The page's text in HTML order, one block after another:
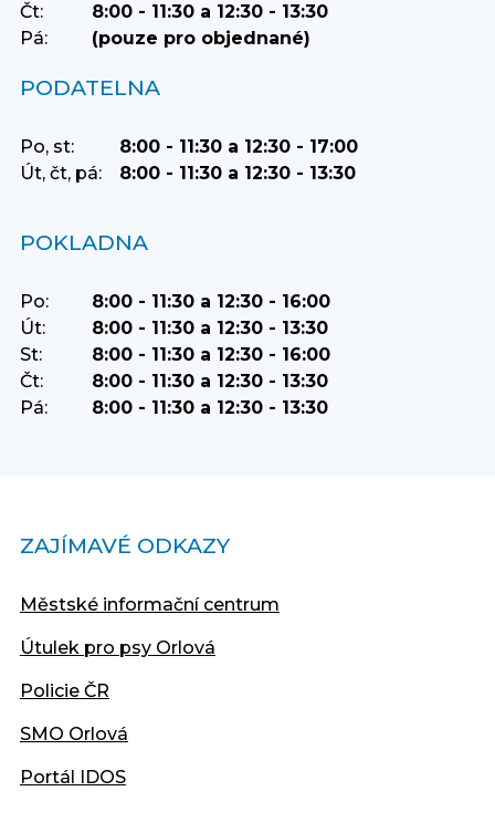
Čt:
8:00 - 11:30 a 12:30 - 13:30
Pá:
(pouze pro objednané)
PODATELNA
Po, st:
8:00 - 11:30 a 12:30 - 17:00
Út, čt, pá:
8:00 - 11:30 a 12:30 - 13:30
POKLADNA
Po:
8:00 - 11:30 a 12:30 - 16:00
Út:
8:00 - 11:30 a 12:30 - 13:30
St:
8:00 - 11:30 a 12:30 - 16:00
Čt:
8:00 - 11:30 a 12:30 - 13:30
Pá:
8:00 - 11:30 a 12:30 - 13:30
ZAJÍMAVÉ ODKAZY
Městské informační centrum
Útulek pro psy Orlová
Policie ČR
SMO Orlová
Portál IDOS